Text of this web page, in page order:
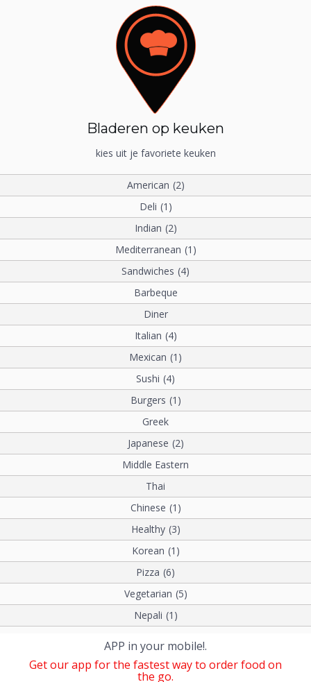
Bladeren op keuken
kies uit je favoriete keuken
American (2)
Deli (1)
Indian (2)
Mediterranean (1)
Sandwiches (4)
Barbeque
Diner
Italian (4)
Mexican (1)
Sushi (4)
Burgers (1)
Greek
Japanese (2)
Middle Eastern
Thai
Chinese (1)
Healthy (3)
Korean (1)
Pizza (6)
Vegetarian (5)
Nepali (1)
APP in your mobile!.
Get our app for the fastest way to order food on
the go.